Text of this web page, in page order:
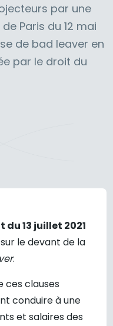
par une
Paris du 12 mai
de bad leaver en
par le droit du
du 13 juillet 2021
le devant de la
.
ces clauses
conduire à une
et salaires des